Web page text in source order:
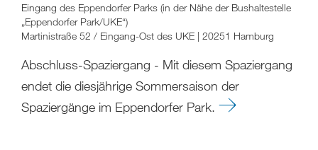
Eingang des Eppendorfer Parks (in der Nähe der Bushaltestelle
„Eppendorfer Park/UKE“)
Martinistraße 52 / Eingang-Ost des UKE | 20251 Hamburg
Abschluss-Spaziergang - Mit diesem Spaziergang
endet die diesjährige Sommersaison der
Spaziergänge im Eppendorfer Park.